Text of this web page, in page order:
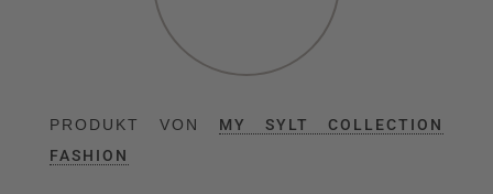
PRODUKT VON MY SYLT COLLECTION
FASHION